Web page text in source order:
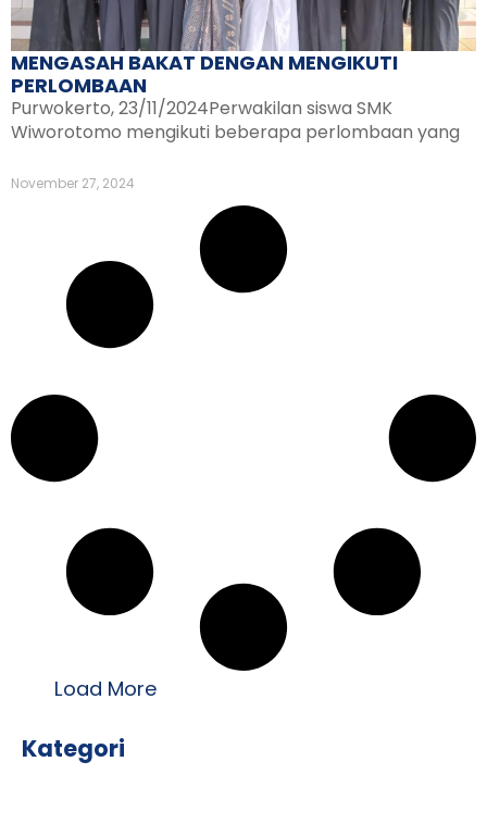
MENGASAH BAKAT DENGAN MENGIKUTI
PERLOMBAAN
Purwokerto, 23/11/2024Perwakilan siswa SMK
Wiworotomo mengikuti beberapa perlombaan yang
November 27, 2024
Load More
Kategori